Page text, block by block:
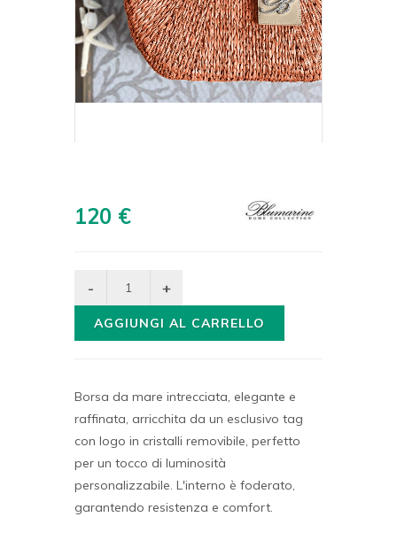
120 €
AGGIUNGI AL CARRELLO
Borsa da mare intrecciata, elegante e
raffinata, arricchita da un esclusivo tag
con logo in cristalli removibile, perfetto
per un tocco di luminosità
personalizzabile. L'interno è foderato,
garantendo resistenza e comfort.